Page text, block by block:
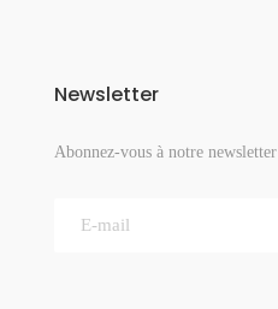
Newsletter
Abonnez-vous à notre newsletter